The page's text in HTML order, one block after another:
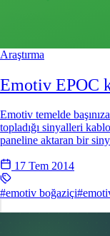
Araştırma
Emotiv EPOC
Emotiv temelde
topladığı sinyalleri
paneline aktaran bir
17 Tem 2014
#emotiv boğaziçi